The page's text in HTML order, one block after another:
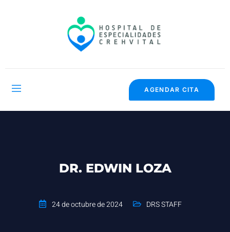
AGENDAR CITA
DR. EDWIN LOZA
24 de octubre de 2024 DRS STAFF